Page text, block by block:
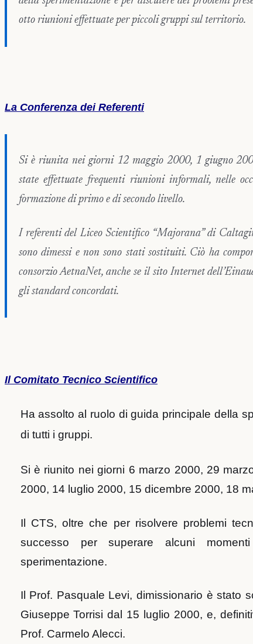
otto riunioni effettuate per piccoli gruppi sul territorio.
La Conferenza dei Referenti
Si è riunita nei giorni 12 maggio 2000, 1 giugno
state effettuate frequenti riunioni informali, nelle
formazione di primo e di secondo livello.
I referenti del Liceo Scientifico “Majorana” di
sono dimessi e non sono stati sostituiti. Ciò ha
consorzio AetnaNet, anche se il sito Internet
gli standard concordati.
Il Comitato Tecnico Scientifico
Ha assolto al ruolo di guida principale della
di tutti i gruppi.
Si è riunito nei giorni 6 marzo 2000, 29
2000, 14 luglio 2000, 15 dicembre 2000, 18
Il CTS, oltre che per risolvere problemi
successo per superare alcuni
sperimentazione.
Il Prof. Pasquale Levi, dimissionario è stato
Giuseppe Torrisi dal 15 luglio 2000, e,
Prof. Carmelo Alecci.